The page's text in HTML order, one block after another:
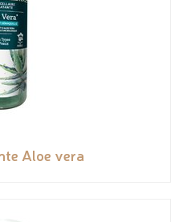
Aloe vera